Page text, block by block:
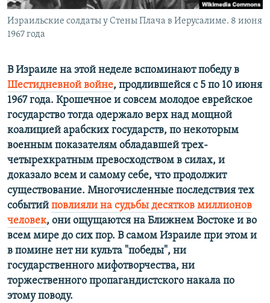
Израильские солдаты у Стены Плача в Иерусалиме. 8 июня
1967 года
В Израиле на этой неделе вспоминают победу в
Шестидневной войне, продлившейся с 5 по 10 июня
1967 года. Крошечное и совсем молодое еврейское
государство тогда одержало верх над мощной
коалицией арабских государств, по некоторым
военным показателям обладавшей трех-
четырехкратным превосходством в силах, и
доказало всем и самому себе, что продолжит
существование. Многочисленные последствия тех
событий повлияли на судьбы десятков миллионов
человек, они ощущаются на Ближнем Востоке и во
всем мире до сих пор. В самом Израиле при этом и
в помине нет ни культа "победы", ни
государственного мифотворчества, ни
торжественного пропагандистского накала по
этому поводу.